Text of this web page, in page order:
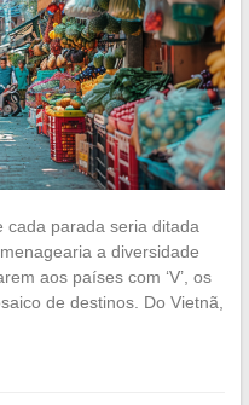
cada parada seria ditada
a diversidade
aos países com ‘V’, os
de destinos. Do Vietnã,